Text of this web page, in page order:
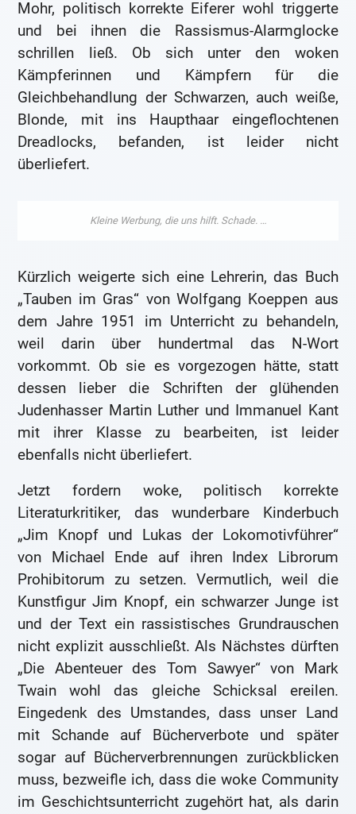
Mohr, politisch korrekte Eiferer wohl triggerte
und bei ihnen die Rassismus-Alarmglocke
schrillen ließ. Ob sich unter den woken
Kämpferinnen und Kämpfern für die
Gleichbehandlung der Schwarzen, auch weiße,
Blonde, mit ins Haupthaar eingeflochtenen
Dreadlocks, befanden, ist leider nicht
überliefert.
Kürzlich weigerte sich eine Lehrerin, das Buch
„Tauben im Gras“ von Wolfgang Koeppen aus
dem Jahre 1951 im Unterricht zu behandeln,
weil darin über hundertmal das N-Wort
vorkommt. Ob sie es vorgezogen hätte, statt
dessen lieber die Schriften der glühenden
Judenhasser Martin Luther und Immanuel Kant
mit ihrer Klasse zu bearbeiten, ist leider
ebenfalls nicht überliefert.
Jetzt fordern woke, politisch korrekte
Literaturkritiker, das wunderbare Kinderbuch
„Jim Knopf und Lukas der Lokomotivführer“
von Michael Ende auf ihren Index Librorum
Prohibitorum zu setzen. Vermutlich, weil die
Kunstfigur Jim Knopf, ein schwarzer Junge ist
und der Text ein rassistisches Grundrauschen
nicht explizit ausschließt. Als Nächstes dürften
„Die Abenteuer des Tom Sawyer“ von Mark
Twain wohl das gleiche Schicksal ereilen.
Eingedenk des Umstandes, dass unser Land
mit Schande auf Bücherverbote und später
sogar auf Bücherverbrennungen zurückblicken
muss, bezweifle ich, dass die woke Community
im Geschichtsunterricht zugehört hat, als darin